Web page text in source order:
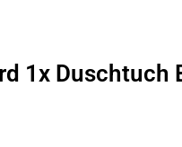
1x Duschtuch